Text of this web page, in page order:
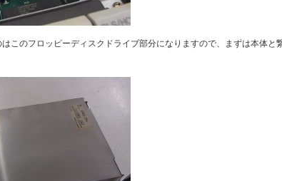
このフロッピーディスクドライブ部分になりますので、まずは本体と